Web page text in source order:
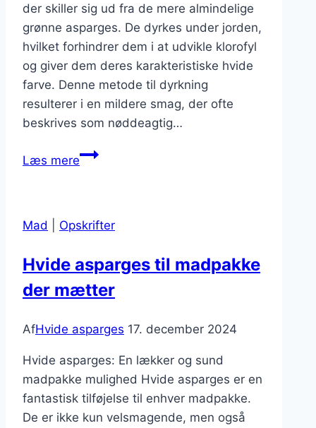
der skiller sig ud fra de mere almindelige
grønne asparges. De dyrkes under jorden,
hvilket forhindrer dem i at udvikle klorofyl
og giver dem deres karakteristiske hvide
farve. Denne metode til dyrkning
resulterer i en mildere smag, der ofte
beskrives som nøddeagtig…
Læs mereHvide
for
smag
Mad Opskrifter
Hvide asparges til madpakke
der mætter
AfHvide asparges 17. december 2024
Hvide asparges: En lækker og sund
madpakke mulighed Hvide asparges er en
fantastisk tilføjelse til enhver madpakke.
De er ikke kun velsmagende, men også